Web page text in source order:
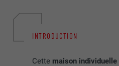
INTRODUCTION
Cette maison individuelle